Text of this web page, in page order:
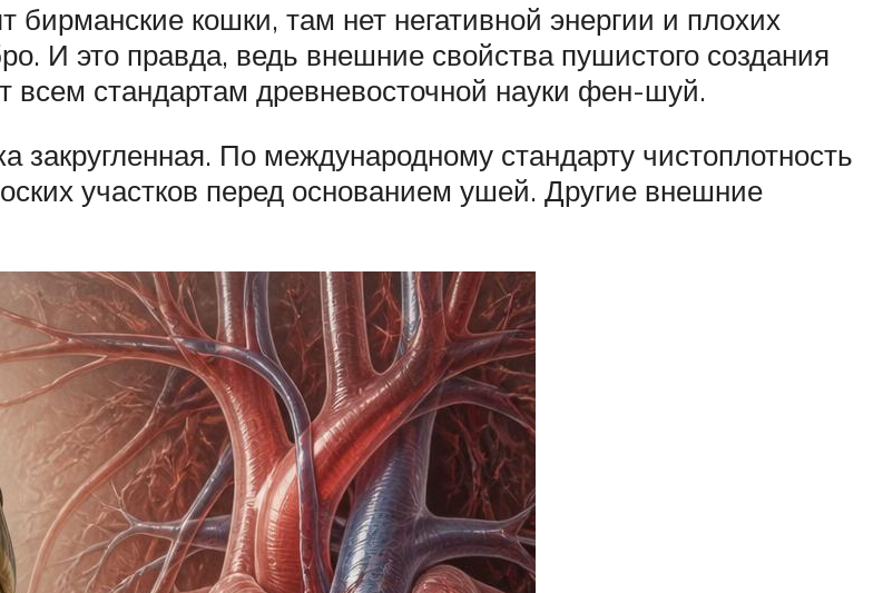
бирманские кошки, там нет негативной энергии и плохих
И это правда, ведь внешние свойства пушистого создания
всем стандартам древневосточной науки фен-шуй.
закругленная. По международному стандарту чистоплотность
участков перед основанием ушей. Другие внешние